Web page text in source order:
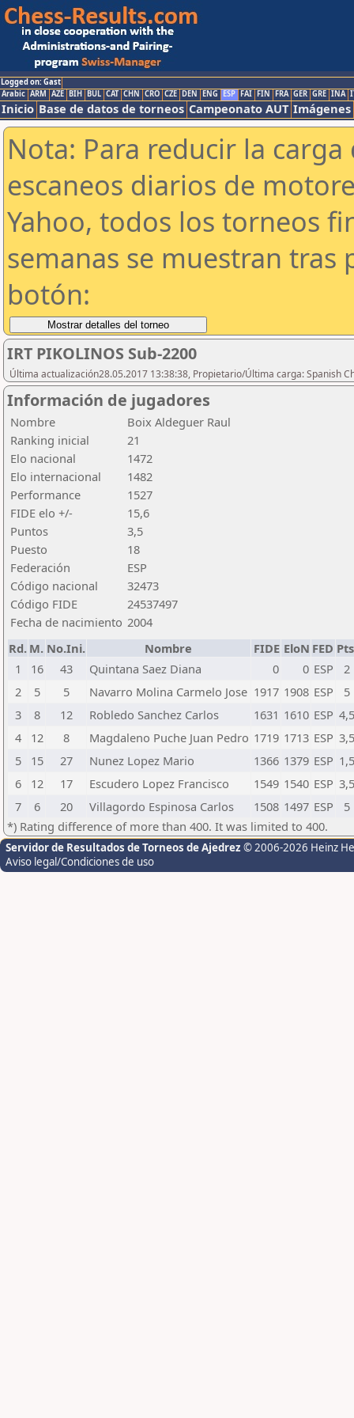
Logged on: Gast
Arabic ARM AZE BIH BUL CAT CHN CRO CZE DEN ENG ESP FAI FIN FRA GER GRE INA
Inicio Base de datos de torneos Campeonato AUT Imágenes
Nota: Para reducir la
escaneos diarios de
Yahoo, todos los torneos
semanas se muestran tras
botón:
IRT PIKOLINOS Sub-2200
Última actualización28.05.2017 13:38:38, Propietario/Última carga: Spanish
Información de jugadores
Nombre
Boix Aldeguer Raul
Ranking inicial
21
Elo nacional
1472
Elo internacional
1482
Performance
1527
FIDE elo +/-
15,6
Puntos
3,5
Puesto
18
Federación
ESP
Código nacional
32473
Código FIDE
24537497
Fecha de nacimiento 2004
Rd. M. No.Ini. Nombre FIDE EloN FED
1
16 43 Quintana Saez Diana 0 0 ESP
2
2
5 5 Navarro Molina Carmelo Jose 1917 1908 ESP
5
3
8 12 Robledo Sanchez Carlos 1631 1610 ESP
4
12 8 Magdaleno Puche Juan Pedro 1719 1713 ESP
5
15 27 Nunez Lopez Mario 1366 1379 ESP
6
12 17 Escudero Lopez Francisco 1549 1540 ESP
7
6 20 Villagordo Espinosa Carlos 1508 1497 ESP
5
*) Rating difference of more than 400. It was limited to 400.
Servidor de Resultados de Torneos de Ajedrez © 2006-2026 Heinz
Aviso legal/Condiciones de uso